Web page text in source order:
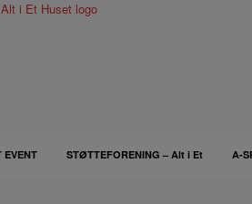
EVENT STØTTEFORENING – Alt i Et A-